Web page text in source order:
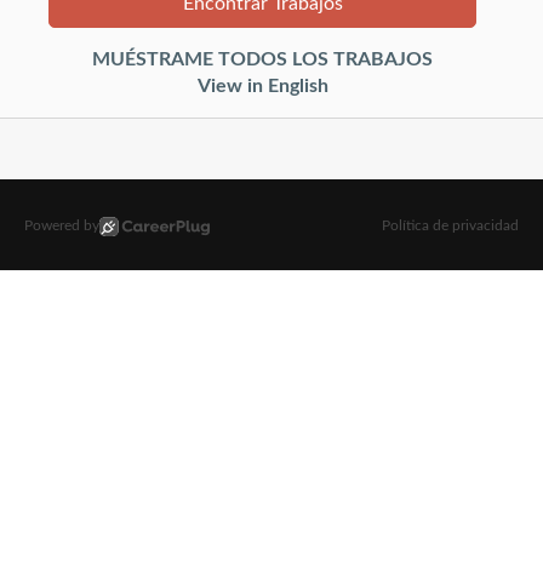
MUÉSTRAME TODOS LOS TRABAJOS
View in English
Powered by Política de privacidad